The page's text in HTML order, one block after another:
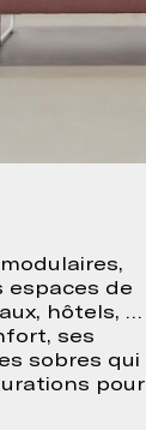
espaces de
hôtels, …
ses
sobres qui
pour